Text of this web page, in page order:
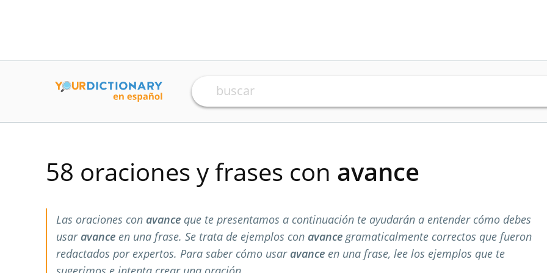
58 oraciones y frases con avance
Las oraciones con avance que te presentamos a continuación te ayudarán a entender cómo debes
usaravance en una frase. Se trata de ejemplos con avancegramaticalmente correctos que fueron
redactados por expertos. Para saber cómo usaravance en una frase, lee los ejemplos que te